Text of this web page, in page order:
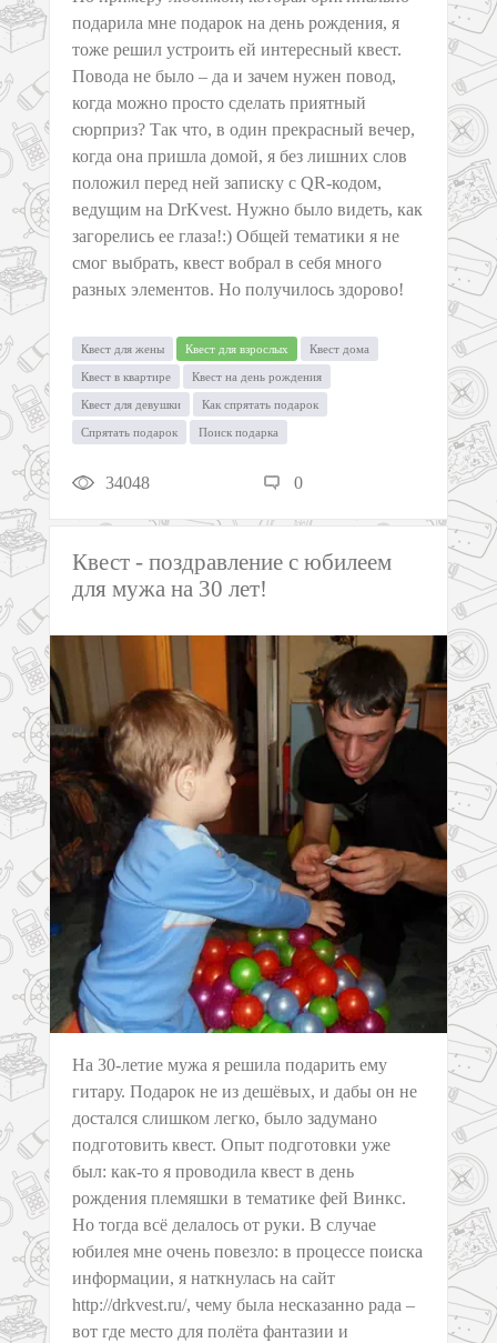
подарила мне подарок на день рождения, я
тоже решил устроить ей интересный квест.
Повода не было – да и зачем нужен повод,
когда можно просто сделать приятный
сюрприз? Так что, в один прекрасный вечер,
когда она пришла домой, я без лишних слов
положил перед ней записку с QR-кодом,
ведущим на DrKvest. Нужно было видеть, как
загорелись ее глаза!:) Общей тематики я не
смог выбрать, квест вобрал в себя много
разных элементов. Но получилось здорово!
Квест для жены Квест для взрослых Квест дома
Квест в квартире Квест на день рождения
Квест для девушки Как спрятать подарок
Спрятать подарок Поиск подарка
34048 0
Квест - поздравление с юбилеем
для мужа на 30 лет!
На 30-летие мужа я решила подарить ему
гитару. Подарок не из дешёвых, и дабы он не
достался слишком легко, было задумано
подготовить квест. Опыт подготовки уже
был: как-то я проводила квест в день
рождения племяшки в тематике фей Винкс.
Но тогда всё делалось от руки. В случае
юбилея мне очень повезло: в процессе поиска
информации, я наткнулась на сайт
http://drkvest.ru/, чему была несказанно рада –
вот где место для полёта фантазии и